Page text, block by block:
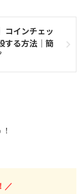
コインチェッ
する方法｜簡
／